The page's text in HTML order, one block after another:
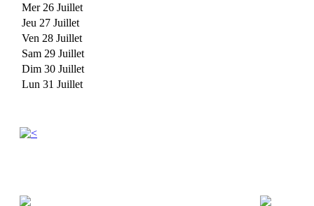
Mer 26 Juillet
Jeu 27 Juillet
Ven 28 Juillet
Sam 29 Juillet
Dim 30 Juillet
Lun 31 Juillet